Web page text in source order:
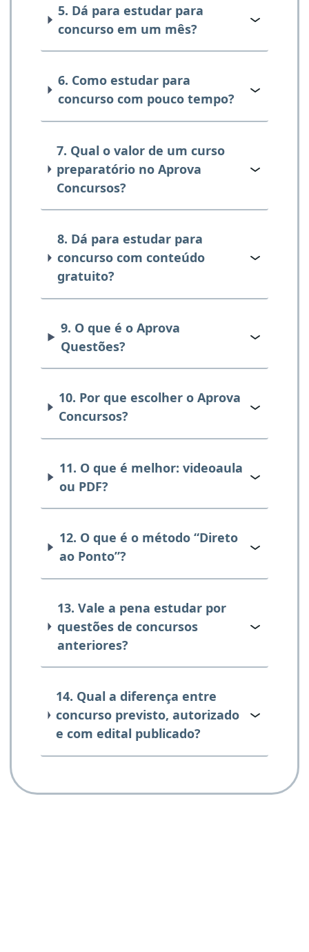
5. Dá para estudar para
concurso em um mês?
6. Como estudar para
concurso com pouco tempo?
7. Qual o valor de um curso
preparatório no Aprova
Concursos?
8. Dá para estudar para
concurso com conteúdo
gratuito?
9. O que é o Aprova
Questões?
10. Por que escolher o Aprova
Concursos?
11. O que é melhor: videoaula
ou PDF?
12. O que é o método “Direto
ao Ponto”?
13. Vale a pena estudar por
questões de concursos
anteriores?
14. Qual a diferença entre
concurso previsto, autorizado
e com edital publicado?